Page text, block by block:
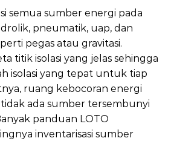
semua sumber energi pada
pneumatik, uap, dan
pegas atau gravitasi.
titik isolasi yang jelas sehingga
isolasi yang tepat untuk tiap
ruang kebocoran energi
ada sumber tersembunyi
panduan LOTO
inventarisasi sumber